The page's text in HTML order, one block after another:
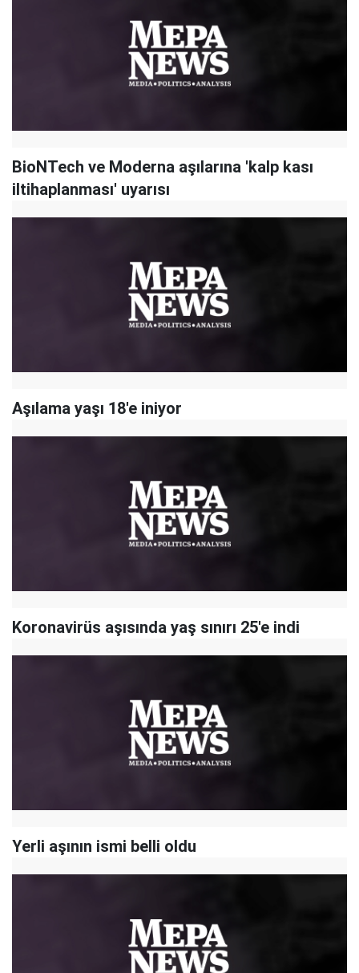
BioNTech ve Moderna aşılarına 'kalp kası
iltihaplanması' uyarısı
Aşılama yaşı 18'e iniyor
Koronavirüs aşısında yaş sınırı 25'e indi
Yerli aşının ismi belli oldu